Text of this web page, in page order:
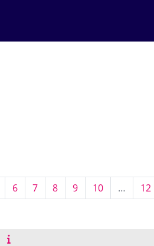
4 5
6Страница 6
7Страница 7
8Страница 8
9Страница 9
10Страница 10
… 12